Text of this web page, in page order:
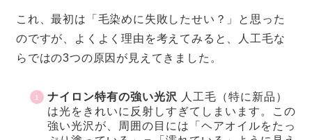
これ、最初は「毛染めに失敗したせい？」と思った
のですが、よくよく理由を考えてみると、人工毛な
らではの3つの原因が見えてきました。
ナイロン特有の強い光沢 人工毛（特に新品）
は光をきれいに反射しすぎてしまいます。この
強い光沢が、周囲の目には「ヘアオイルをたっ